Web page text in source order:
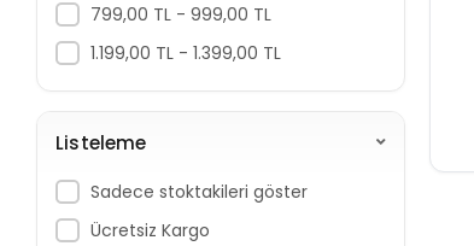
799,00 TL - 999,00 TL
1.199,00 TL - 1.399,00 TL
Listeleme
Sadece stoktakileri göster
Ücretsiz Kargo